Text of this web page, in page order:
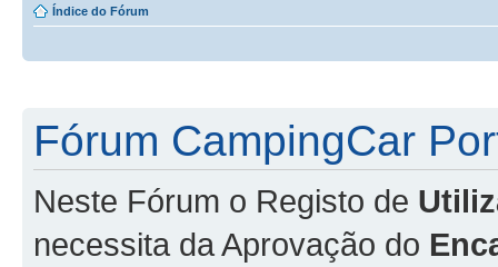
Índice do Fórum
Fórum CampingCar
Neste Fórum o Registo de
necessita da Aprovação do